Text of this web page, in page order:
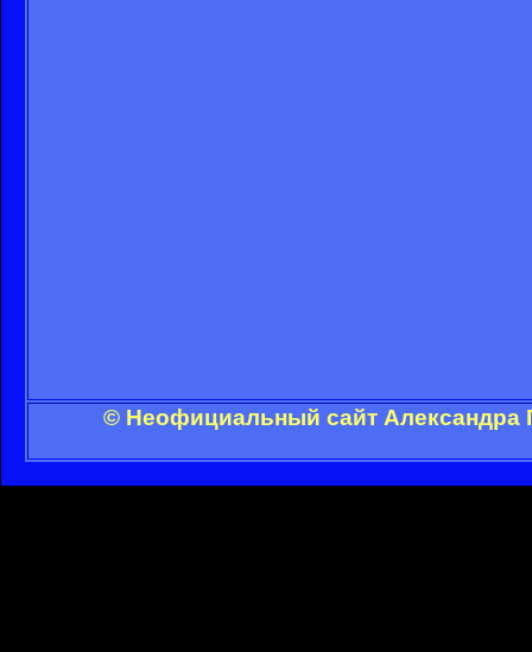
© Неофициальный сайт Александра